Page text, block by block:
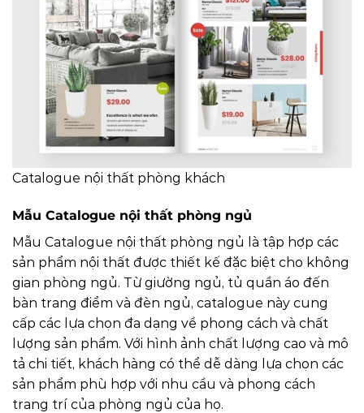
Catalogue nội thất phòng khách
Mẫu Catalogue nội thất phòng ngủ
Mẫu Catalogue nội thất phòng ngủ là tập hợp các
sản phẩm nội thất được thiết kế đặc biệt cho không
gian phòng ngủ. Từ giường ngủ, tủ quần áo đến
bàn trang điểm và đèn ngủ, catalogue này cung
cấp các lựa chọn đa dạng về phong cách và chất
lượng sản phẩm. Với hình ảnh chất lượng cao và mô
tả chi tiết, khách hàng có thể dễ dàng lựa chọn các
sản phẩm phù hợp với nhu cầu và phong cách
trang trí của phòng ngủ của họ.